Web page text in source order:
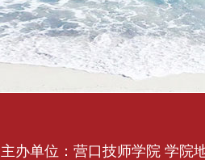
主办单位：营口技师学院 学院